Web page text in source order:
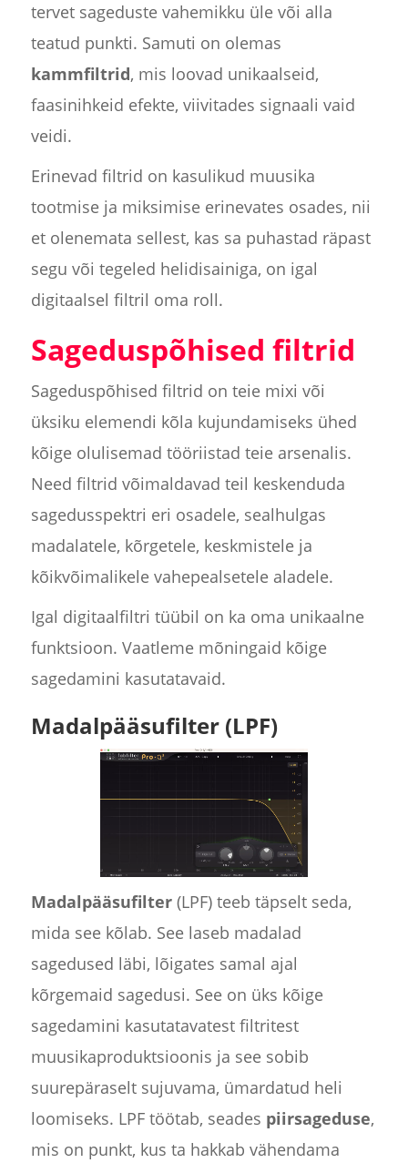
tervet sageduste vahemikku üle või alla
teatud punkti. Samuti on olemas
kammfiltrid, mis loovad unikaalseid,
faasinihkeid efekte, viivitades signaali vaid
veidi.
Erinevad filtrid on kasulikud muusika
tootmise ja miksimise erinevates osades, nii
et olenemata sellest, kas sa puhastad räpast
segu või tegeled helidisainiga, on igal
digitaalsel filtril oma roll.
Sageduspõhised filtrid
Sageduspõhised filtrid on teie mixi või
üksiku elemendi kõla kujundamiseks ühed
kõige olulisemad tööriistad teie arsenalis.
Need filtrid võimaldavad teil keskenduda
sagedusspektri eri osadele, sealhulgas
madalatele, kõrgetele, keskmistele ja
kõikvõimalikele vahepealsetele aladele.
Igal digitaalfiltri tüübil on ka oma unikaalne
funktsioon. Vaatleme mõningaid kõige
sagedamini kasutatavaid.
Madalpääsufilter (LPF)
Madalpääsufilter(LPF) teeb täpselt seda,
mida see kõlab. See laseb madalad
sagedused läbi, lõigates samal ajal
kõrgemaid sagedusi. See on üks kõige
sagedamini kasutatavatest filtritest
muusikaproduktsioonis ja see sobib
suurepäraselt sujuvama, ümardatud heli
loomiseks. LPF töötab, seades piirsageduse,
mis on punkt, kus ta hakkab vähendama